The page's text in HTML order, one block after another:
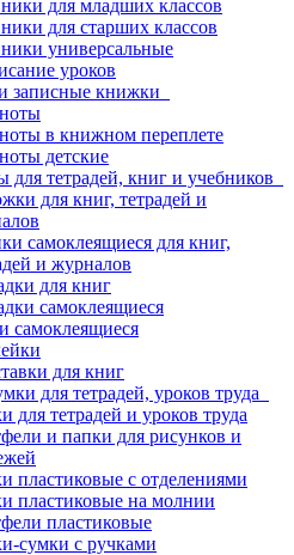
для младших классов
для старших классов
универсальные
уроков
записные книжки
в книжном переплете
детские
для тетрадей, книг и учебников
для книг, тетрадей и
самоклеящиеся для книг,
и журналов
для книг
самоклеящиеся
самоклеящиеся
для книг
для тетрадей, уроков труда
для тетрадей и уроков труда
и папки для рисунков и
пластиковые с отделениями
пластиковые на молнии
пластиковые
сумки с ручками